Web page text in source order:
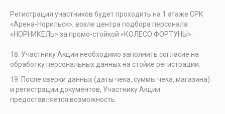
Регистрация участников будет проходить на 1 этаже СРК
«Арена-Норильск», возле центра подбора персонала
«НОРНИКЕЛЬ» за промо-стойкой «КОЛЕСО ФОРТУНЫ».
Участнику Акции необходимо заполнить согласие на
обработку персональных данных на стойке регистрации.
После сверки данных (даты чека, суммы чека, магазина)
и регистрации документов, Участнику Акции
предоставляется возможность: